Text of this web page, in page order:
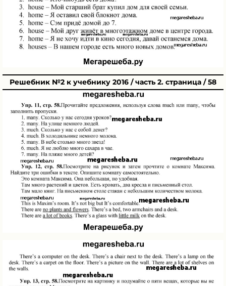
Решебник №2 к учебнику 2016 / часть 2. страница / 58